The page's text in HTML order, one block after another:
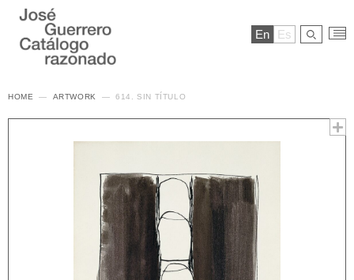
En Es
HOME ARTWORK 614. SIN TÍTULO